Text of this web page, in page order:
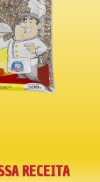
RECEITA